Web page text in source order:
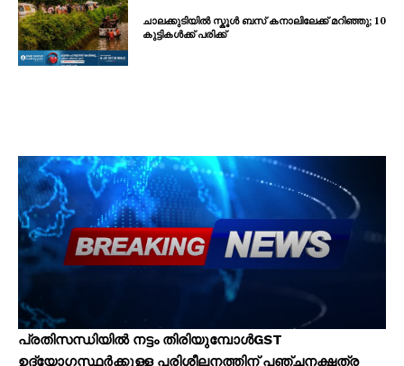
ചാലക്കുടിയിൽ സ്കൂൾ ബസ് കനാലിലേക്ക് മറിഞ്ഞു; 10
കുട്ടികൾക്ക് പരിക്ക്
പ്രതിസന്ധിയിൽ നട്ടം തിരിയുമ്പോൾGST
ഉദ്യോഗസ്ഥർക്കുള്ള പരിശീലനത്തിന് പഞ്ചനക്ഷത്ര